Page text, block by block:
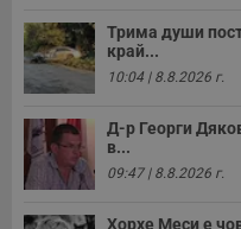
Трима души
край...
10:04 | 8.8.2026 г.
Д-р Георги
в...
09:47 | 8.8.2026 г.
Хорхе Меси е